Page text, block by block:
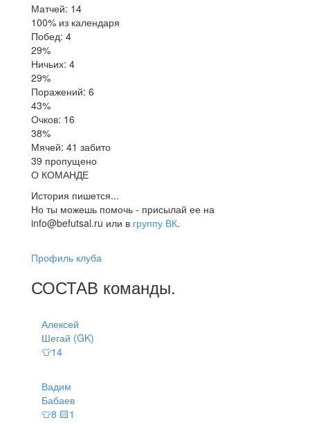
Матчей: 14
100% из календаря
Побед: 4
29%
Ничьих: 4
29%
Поражений: 6
43%
Очков: 16
38%
Мячей: 41 забито
39 пропущено
О КОМАНДЕ
История пишется...
Но ты можешь помочь - присылай ее на
info@befutsal.ru или в группу ВК.
Профиль клуба
СОСТАВ команды.
Алексей
Шегай (GK)
👕14
Вадим
Бабаев
👕8 🟨1